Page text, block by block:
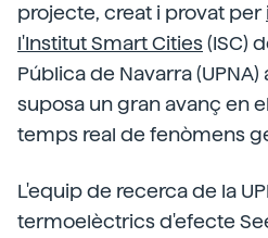
projecte, creat i provat per
l'Institut Smart Cities(ISC)
Pública de Navarra
suposa un gran avanç en
temps real de fenòmens
L'equip de recerca de la
termoelèctrics d'efecte